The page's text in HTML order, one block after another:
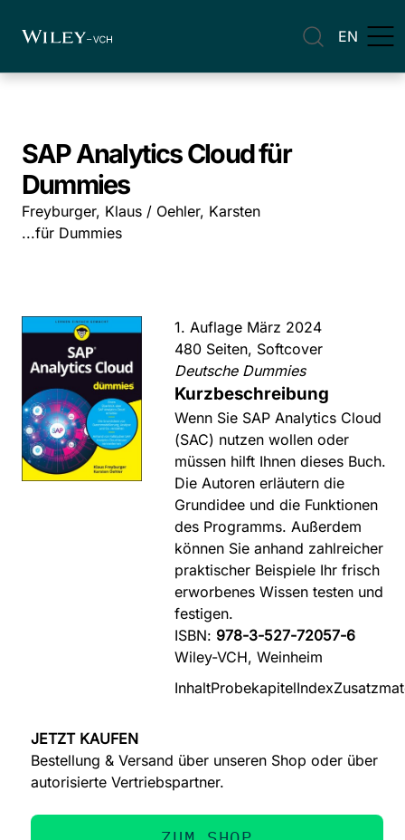
EN
SAP Analytics Cloud für
Dummies
Freyburger, Klaus / Oehler, Karsten
...für Dummies
1. Auflage März 2024
480 Seiten, Softcover
Deutsche Dummies
Kurzbeschreibung
Wenn Sie SAP Analytics Cloud
(SAC) nutzen wollen oder
müssen hilft Ihnen dieses Buch.
Die Autoren erläutern die
Grundidee und die Funktionen
des Programms. Außerdem
können Sie anhand zahlreicher
praktischer Beispiele Ihr frisch
erworbenes Wissen testen und
festigen.
ISBN: 978-3-527-72057-6
Wiley-VCH, Weinheim
InhaltProbekapitelIndex
JETZT KAUFEN
Bestellung & Versand über unseren Shop oder über
autorisierte Vertriebspartner.